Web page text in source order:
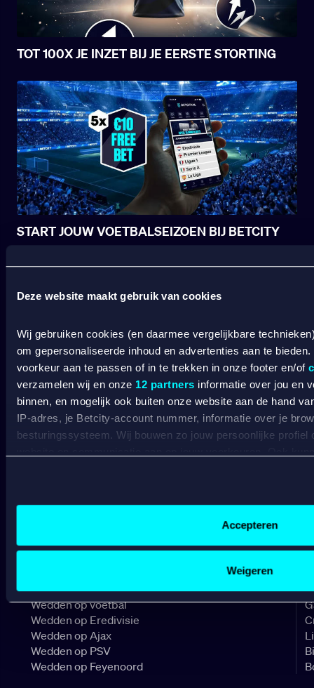
Deze website maakt gebruik van cookies
Wij gebruiken cookies (en daarmee vergelijkbare
om gepersonaliseerde inhoud en advertenties aan te
voorkeur aan te passen of in te trekken in onze footer en/of
verzamelen wij en onze 12 partners informatie over jou en
binnen, en mogelijk ook buiten onze website aan de hand
IP-adres, je Betcity-account nummer, informatie over je
besturingssysteem. Wij bouwen zo jouw persoonlijke profiel
Sociale media functionaliteit.
Accepteren
Weigeren
TOT 100X JE INZET BIJ JE EERSTE STORTING
START JOUW VOETBALSEIZOEN BIJ BETCITY
SPORT WELKOMSTBONUS
SPORTSBOOK
Wedden op sport
Wedden op voetbal
Wedden op Eredivisie
Wedden op Ajax
Wedden op PSV
Wedden op Feyenoord